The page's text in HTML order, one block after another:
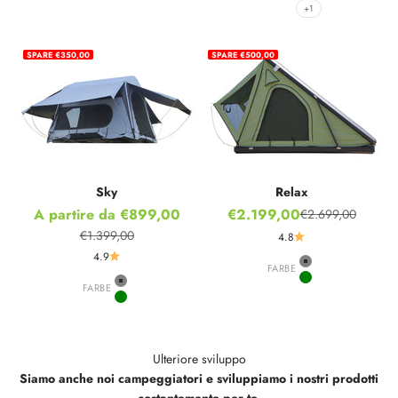
+1
SPARE €350,00
Sky
Prezzo scontato
A partire da €899,00
Prezzo
€1.399,00
4.9
FARBE
Grey
Green
SPARE €500,00
Relax
Prezzo scontato
€2.199,00Prezzo
€2.699,00
4.8
FARBE
Grey
Green
Ulteriore sviluppo
Siamo anche noi campeggiatori e sviluppiamo i nostri prodotti